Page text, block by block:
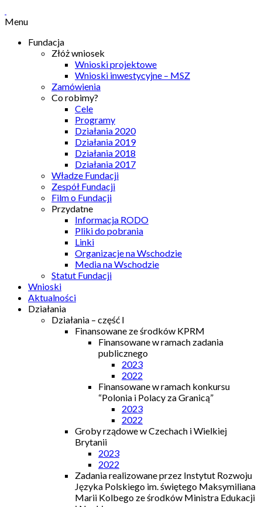
Menu
Fundacja
Złóż wniosek
Wnioski projektowe
Wnioski inwestycyjne – MSZ
Zamówienia
Co robimy?
Cele
Programy
Działania 2020
Działania 2019
Działania 2018
Działania 2017
Władze Fundacji
Zespół Fundacji
Film o Fundacji
Przydatne
Informacja RODO
Pliki do pobrania
Linki
Organizacje na Wschodzie
Media na Wschodzie
Statut Fundacji
Wnioski
Aktualności
Działania
Działania – część I
Finansowane ze środków KPRM
Finansowane w ramach zadania
publicznego
2023
2022
Finansowane w ramach konkursu
“Polonia i Polacy za Granicą”
2023
2022
Groby rządowe w Czechach i Wielkiej
Brytanii
2023
2022
Zadania realizowane przez Instytut Rozwoju
Języka Polskiego im. świętego Maksymiliana
Marii Kolbego ze środków Ministra Edukacji